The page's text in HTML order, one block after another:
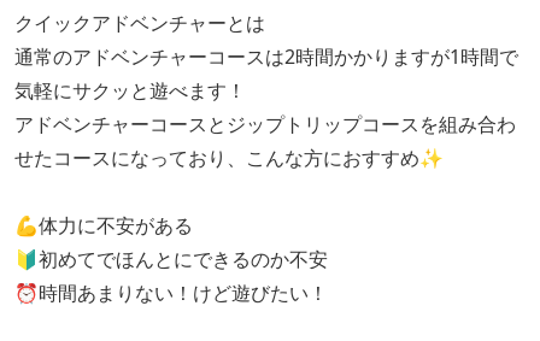
クイックアドベンチャーとは
通常のアドベンチャーコースは2時間かかりますが1時間で
気軽にサクッと遊べます！
アドベンチャーコースとジップトリップコースを組み合わ
せたコースになっており、こんな方におすすめ✨
💪体力に不安がある
🔰初めてでほんとにできるのか不安
⏰時間あまりない！けど遊びたい！